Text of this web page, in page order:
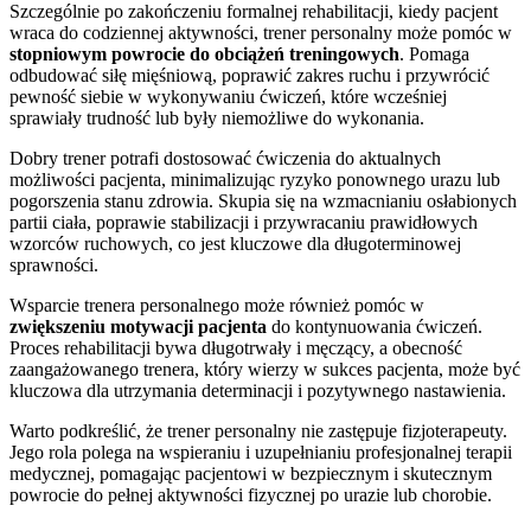
Szczególnie po zakończeniu formalnej rehabilitacji, kiedy pacjent
wraca do codziennej aktywności, trener personalny może pomóc w
stopniowym powrocie do obciążeń treningowych. Pomaga
odbudować siłę mięśniową, poprawić zakres ruchu i przywrócić
pewność siebie w wykonywaniu ćwiczeń, które wcześniej
sprawiały trudność lub były niemożliwe do wykonania.
Dobry trener potrafi dostosować ćwiczenia do aktualnych
możliwości pacjenta, minimalizując ryzyko ponownego urazu lub
pogorszenia stanu zdrowia. Skupia się na wzmacnianiu osłabionych
partii ciała, poprawie stabilizacji i przywracaniu prawidłowych
wzorców ruchowych, co jest kluczowe dla długoterminowej
sprawności.
Wsparcie trenera personalnego może również pomóc w
zwiększeniu motywacji pacjenta do kontynuowania ćwiczeń.
Proces rehabilitacji bywa długotrwały i męczący, a obecność
zaangażowanego trenera, który wierzy w sukces pacjenta, może być
kluczowa dla utrzymania determinacji i pozytywnego nastawienia.
Warto podkreślić, że trener personalny nie zastępuje fizjoterapeuty.
Jego rola polega na wspieraniu i uzupełnianiu profesjonalnej terapii
medycznej, pomagając pacjentowi w bezpiecznym i skutecznym
powrocie do pełnej aktywności fizycznej po urazie lub chorobie.